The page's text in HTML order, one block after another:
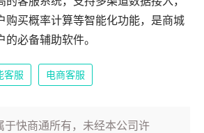
购买概率计算等智能化功能，是商城
必备辅助软件。
客服 电商客服
于快商通所有，未经本公司许